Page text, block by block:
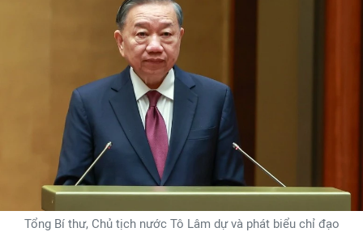
Tổng Bí thư, Chủ tịch nước Tô Lâm dự và phát biểu chỉ đạo